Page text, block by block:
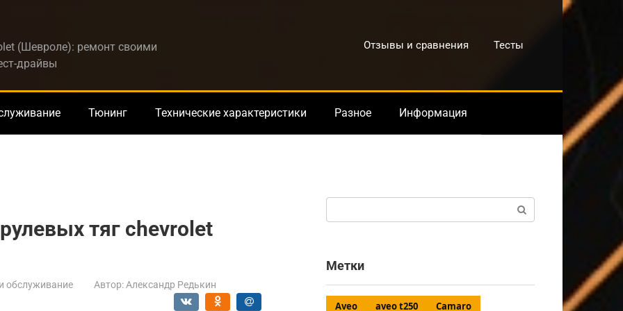
(Шевроле): ремонт своими
драйвы
Отзывы и сравнения Тесты
Тюнинг Технические характеристики Разное Информация
тяг chevrolet
обслуживание Автор: Александр Редькин
Метки
Aveo aveo t250
Camaro